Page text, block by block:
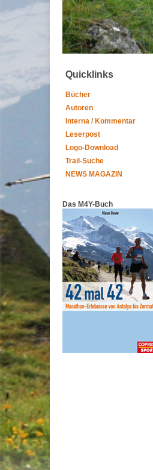
Quicklinks
Bücher
Autoren
Interna / Kommentar
Leserpost
Logo-Download
Trail-Suche
NEWS MAGAZIN
Das M4Y-Buch